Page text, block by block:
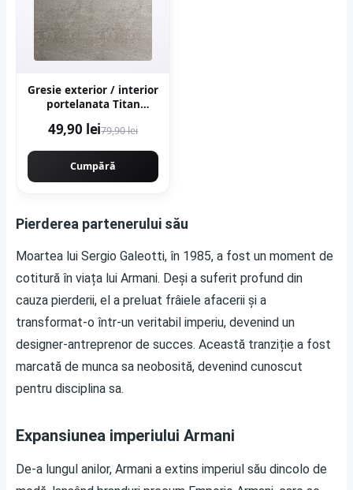
Gresie exterior / interior
portelanata Titan
mata rectificata aspect
49,90 lei79,90 lei
Cumpără
Pierderea partenerului său
Moartea lui Sergio Galeotti, în 1985, a fost un moment de
cotitură în viața lui Armani. Deși a suferit profund din
cauza pierderii, el a preluat frâiele afacerii și a
transformat-o într-un veritabil imperiu, devenind un
designer-antreprenor de succes. Această tranziție a fost
marcată de munca sa neobosită, devenind cunoscut
pentru disciplina sa.
Expansiunea imperiului Armani
De-a lungul anilor, Armani a extins imperiul său dincolo de